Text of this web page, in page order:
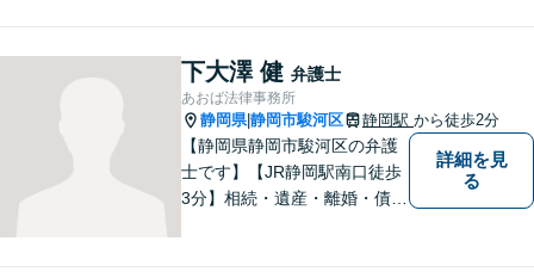
軽にご連絡ください。
下大澤 健 弁護士
あおば法律事務所
静岡県|静岡市駿河区 静岡駅 から徒歩2分
【静岡県静岡市駿河区の弁護
士です】【JR静岡駅南口徒歩
3分】相続・遺産・離婚・債務
詳細を見
る